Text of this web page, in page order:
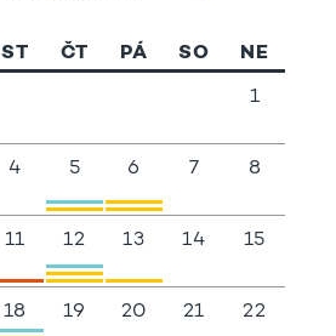
ST ČT PÁ SO NE
1
4 5 6 7 8
11 12 13 14 15
18 19 20 21 22